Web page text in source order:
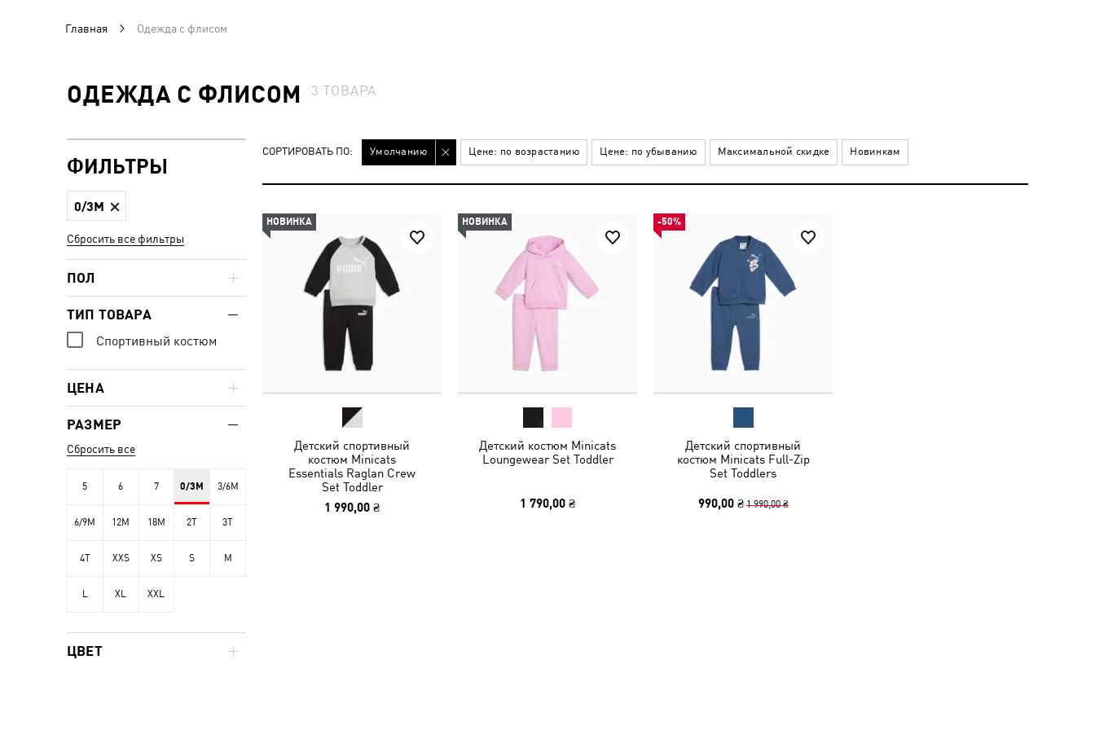
Главная Одежда с флисом
ОДЕЖДА С ФЛИСОМ 3ТОВАРА
СОРТИРОВАТЬ ПО: Умолчанию Цене: по возрастанию Цене: по убыванию Максимальной скидке Новинкам
НОВИНКА
Детский спортивный
костюм Minicats
Essentials Raglan Crew
Set Toddler
1 990,00 ₴
НОВИНКА
Детский костюм Minicats
Loungewear Set Toddler
1 790,00 ₴
-50%
Детский спортивный
костюм Minicats Full-Zip
Set Toddlers
990,00 ₴ 1 990,00 ₴
ФИЛЬТРЫ
0/3M
Сбросить все фильтры
ПОЛ
ТИП ТОВАРА
Спортивный костюм
ЦЕНА
РАЗМЕР
Сбросить все
5 6 7 0/3M 3/6M
6/9M 12M 18M 2T 3T
4T XXS XS S M
L XL XXL
ЦВЕТ